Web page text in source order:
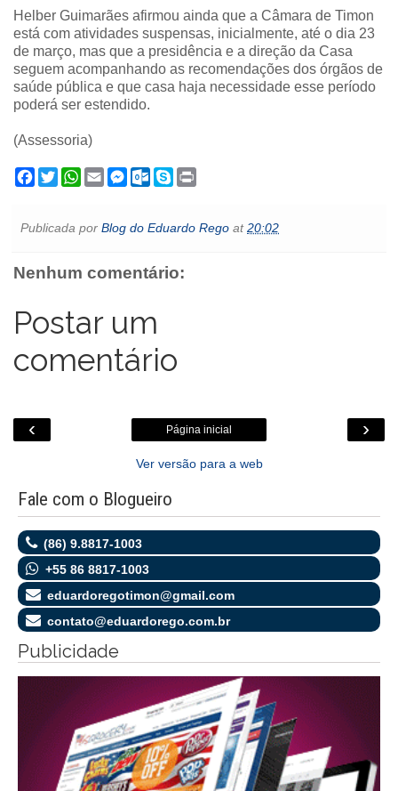
Helber Guimarães afirmou ainda que a Câmara de Timon
está com atividades suspensas, inicialmente, até o dia 23
de março, mas que a presidência e a direção da Casa
seguem acompanhando as recomendações dos órgãos de
saúde pública e que casa haja necessidade esse período
poderá ser estendido.
(Assessoria)
F
a
b
k
T
w
t
W
h
s
p
E
m
l
M
e
e
e
O
u
o
.
m
S
k
e
t
Publicada por Blog do Eduardo Rego at20:02
Nenhum comentário:
Postar um
comentário
‹ ›
Página inicial
Ver versão para a web
Fale com o Blogueiro
(86) 9.8817-1003
+55 86 8817-1003
eduardoregotimon@gmail.com
contato@eduardorego.com.br
Publicidade